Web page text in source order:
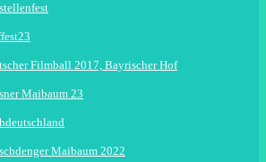
Filmball 2017, Bayrischer Hof
Maibaum 23
Maibaum 2022